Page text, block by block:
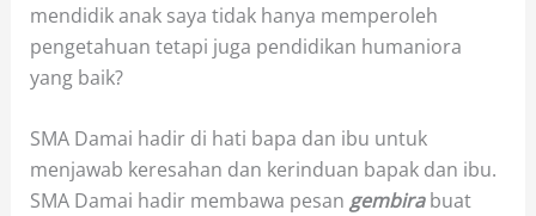
mendidik anak saya tidak hanya memperoleh
pengetahuan tetapi juga pendidikan humaniora
yang baik?
SMA Damai hadir di hati bapa dan ibu untuk
menjawab keresahan dan kerinduan bapak dan ibu.
SMA Damai hadir membawa pesan gembirabuat